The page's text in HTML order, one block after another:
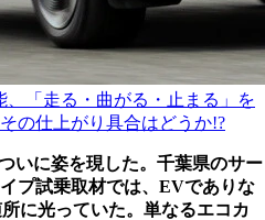
、「走る・曲がる・止まる」を
の仕上がり具合はどうか!?
いに姿を現した。千葉県のサー
プ試乗取材では、EVでありな
に光っていた。単なるエコカ